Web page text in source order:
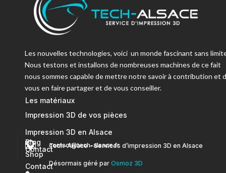
Les nouvelles technologies, voici un monde fascinant sans
Nous testons et installons de nombreuses machines de ce fait
nous sommes capable de mettre notre savoir à contribution et
vous en faire partager et de vous conseiller.
Les matériaux
Impression 3D de vos pièces
Impression 3D en Alsace
Contact
Blog
Shop
Contact
 contact@tech-alsace.fr
 Tech-Alsace – Services d’impression 3D en Alsace
Désormais géré par Osmoz 3D